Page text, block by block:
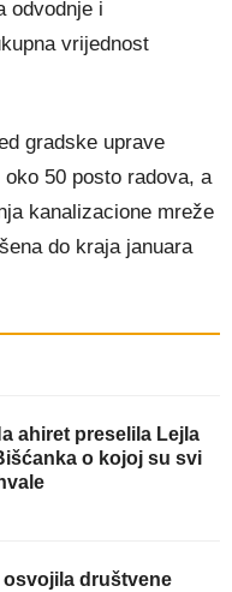
odvodnje i
vrijednost
gradske uprave
50 posto radova, a
kanalizacione mreže
do kraja januara
ahiret preselila Lejla
o kojoj su svi
osvojila društvene